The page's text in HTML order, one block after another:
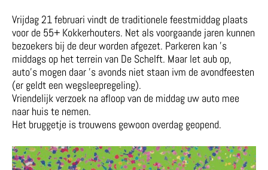
Vrijdag 21 februari vindt de traditionele feestmiddag plaats
voor de 55+ Kokkerhouters. Net als voorgaande jaren kunnen
bezoekers bij de deur worden afgezet. Parkeren kan ’s
middags op het terrein van De Schelft. Maar let aub op,
auto’s mogen daar ’s avonds niet staan ivm de avondfeesten
(er geldt een wegsleepregeling).
Vriendelijk verzoek na afloop van de middag uw auto mee
naar huis te nemen.
Het bruggetje is trouwens gewoon overdag geopend.